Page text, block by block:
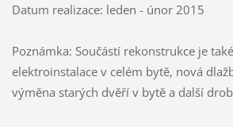
Datum realizace: leden - únor 2015
Poznámka: Součástí rekonstrukce je
elektroinstalace v celém bytě, nová
výměna starých dvěří v bytě a další